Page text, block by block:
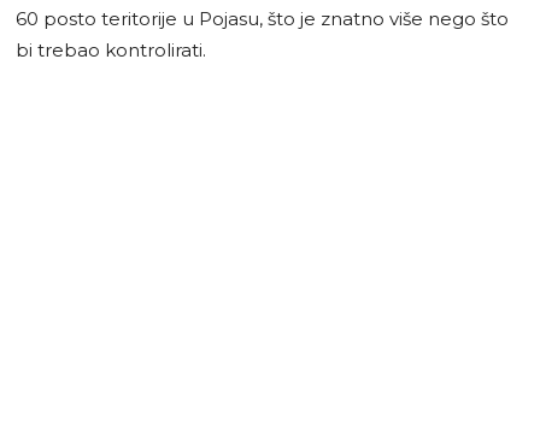
60 posto teritorije u Pojasu, što je znatno više nego što
bi trebao kontrolirati.